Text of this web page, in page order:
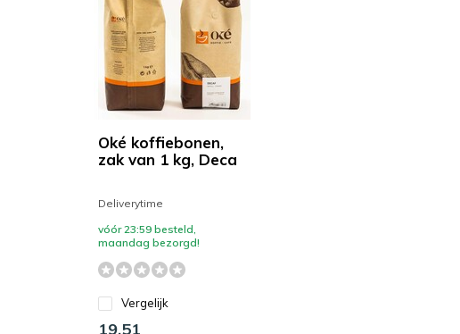
Oké koffiebonen,
zak van 1 kg, Deca
Deliverytime
vóór 23:59 besteld,
maandag bezorgd!
Vergelijk
19,51